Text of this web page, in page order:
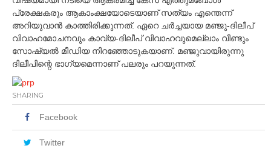
പ്രേക്ഷകരും ആകാംക്ഷയോടെയാണ് സത്യം എന്തെന്ന്
അറിയുവാന്‍ കാത്തിരിക്കുന്നത്. ഏറെ ചര്‍ച്ചയായ മഞ്ജു-ദിലീപ്
വിവാഹമോചനവും കാവ്യ-ദിലീപ് വിവാഹവുമെല്ലാം വീണ്ടും
സോഷ്യല്‍ മീഡിയ നിറഞ്ഞോടുകയാണ്. മഞ്ജുവായിരുന്നു
ദിലീപിന്റെ ഭാഗ്യമെന്നാണ് പലരും പറയുന്നത്.
SHARING
Facebook
Twitter